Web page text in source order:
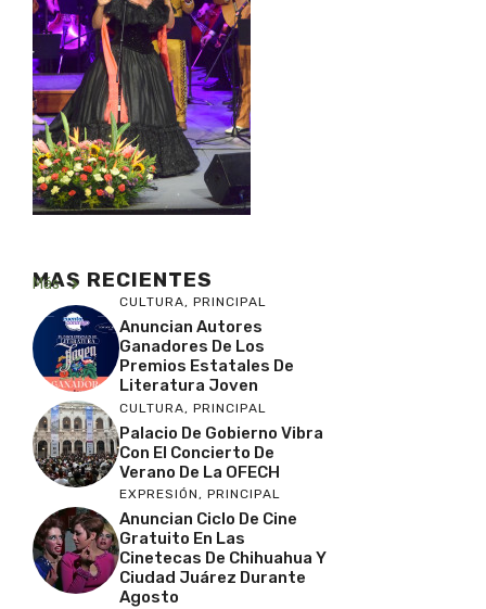
MAS RECIENTES
Más
CULTURA, PRINCIPAL
Anuncian Autores
Ganadores De Los
Premios Estatales De
Literatura Joven
CULTURA, PRINCIPAL
Palacio De Gobierno Vibra
Con El Concierto De
Verano De La OFECH
EXPRESIÓN, PRINCIPAL
Anuncian Ciclo De Cine
Gratuito En Las
Cinetecas De Chihuahua Y
Ciudad Juárez Durante
Agosto